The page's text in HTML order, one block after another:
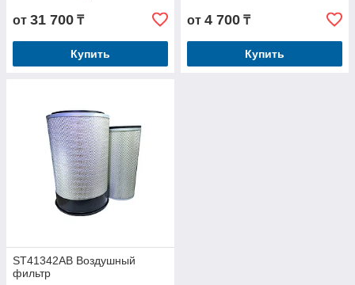
от 31 700 ₸
Купить
от 4 700 ₸
Купить
ST41342AB Воздушный
фильтр